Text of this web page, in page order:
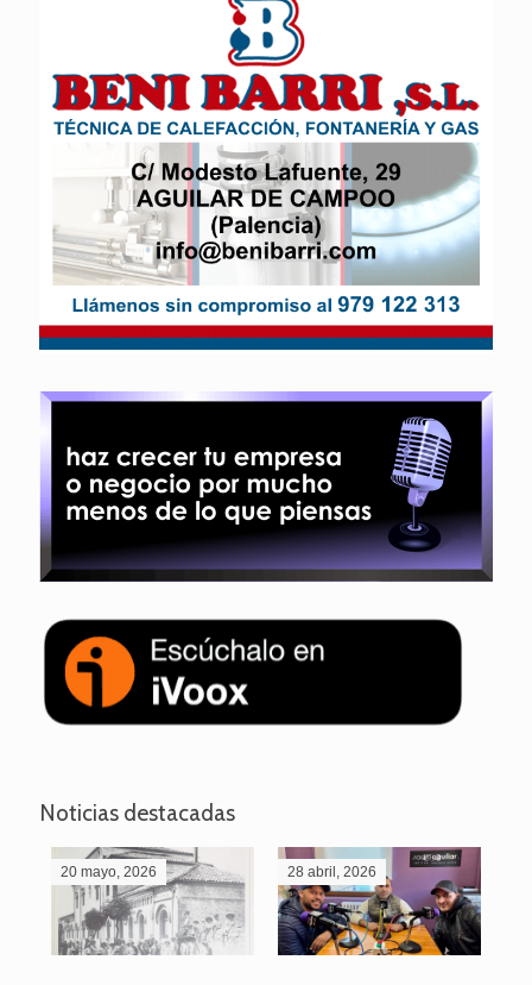
Noticias destacadas
20 mayo, 2026 28 abril, 2026